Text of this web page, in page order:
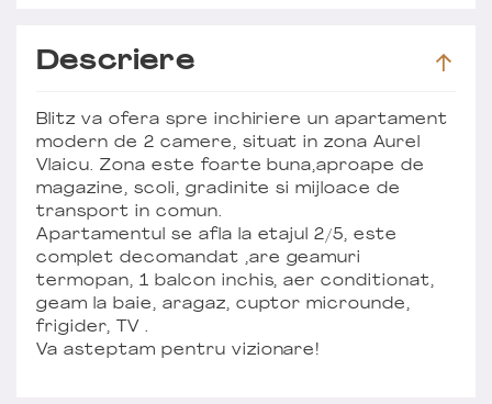
Descriere
Blitz va ofera spre inchiriere un apartament
modern de 2 camere, situat in zona Aurel
Vlaicu. Zona este foarte buna,aproape de
magazine, scoli, gradinite si mijloace de
transport in comun.
Apartamentul se afla la etajul 2/5, este
complet decomandat ,are geamuri
termopan, 1 balcon inchis, aer conditionat,
geam la baie, aragaz, cuptor microunde,
frigider, TV .
Va asteptam pentru vizionare!